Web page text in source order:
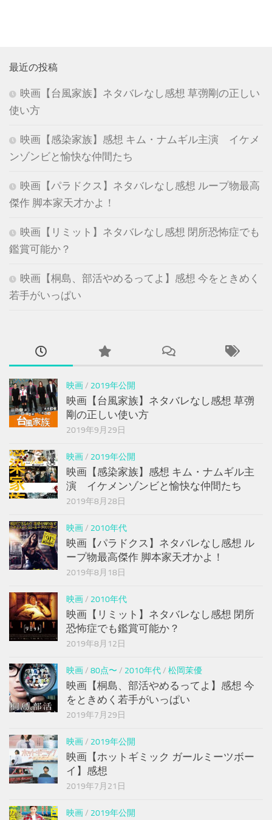
最近の投稿
映画【台風家族】ネタバレなし感想 草彅剛の正しい
使い方
映画【感染家族】感想 キム・ナムギル主演 イケメ
ンゾンビと愉快な仲間たち
映画【パラドクス】ネタバレなし感想 ループ物最高
傑作 脚本家天才かよ！
映画【リミット】ネタバレなし感想 閉所恐怖症でも
鑑賞可能か？
映画【桐島、部活やめるってよ】感想 今をときめく
若手がいっぱい
映画/ 2019年公開
映画【台風家族】ネタバレなし感想 草彅
剛の正しい使い方
2019年9月29日
映画/ 2019年公開
映画【感染家族】感想 キム・ナムギル主
演 イケメンゾンビと愉快な仲間たち
2019年8月28日
映画/ 2010年代
映画【パラドクス】ネタバレなし感想 ル
ープ物最高傑作 脚本家天才かよ！
2019年8月18日
映画/ 2010年代
映画【リミット】ネタバレなし感想 閉所
恐怖症でも鑑賞可能か？
2019年8月12日
映画/ 80点〜 / 2010年代/ 松岡茉優
映画【桐島、部活やめるってよ】感想 今
をときめく若手がいっぱい
2019年7月29日
映画/ 2019年公開
映画【ホットギミック ガールミーツボー
イ】感想
2019年7月21日
映画/ 2019年公開